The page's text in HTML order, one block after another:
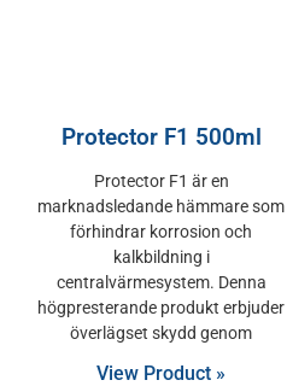
Protector F1 500ml
Protector F1 är en
marknadsledande hämmare som
förhindrar korrosion och
kalkbildning i
centralvärmesystem. Denna
högpresterande produkt erbjuder
överlägset skydd genom
View Product »